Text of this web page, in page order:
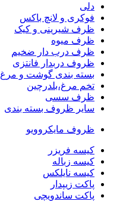
دلی
فوکری و لانچ باکس
ظرف شیرینی و کیک
ظرف میوه
ظرف درب دار ضخیم
ظروف دربدار فانتزی
بسته بندی گوشت و مرغ
تخم مرغ،بلدرچین
ظرف سسی
سایر ظروف بسته بندی
ظروف مایکروویو
کیسه فریزر
کیسه زباله
کیسه نایلکس
پاکت زیپدار
پاکت ساندویچی